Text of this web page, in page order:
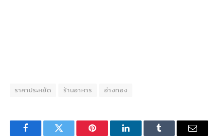
ราคาประหยัด ร้านอาหาร อ่างทอง